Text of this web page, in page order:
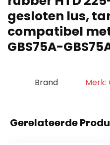
gesloten lus,
compatibel met
GBS75A-
Brand Merk:
Gerelateerde